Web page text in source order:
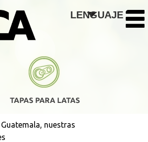
LENGUAJE
Guatemala, nuestras